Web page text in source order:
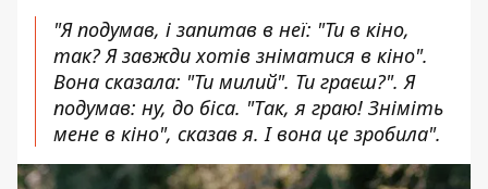
"Я подумав, і запитав в неї: "Ти в кіно,
так? Я завжди хотів зніматися в кіно".
Вона сказала: "Ти милий". Ти граєш?". Я
подумав: ну, до біса. "Так, я граю! Зніміть
мене в кіно", сказав я. І вона це зробила".